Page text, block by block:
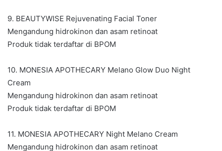
9. BEAUTYWISE Rejuvenating Facial Toner
Mengandung hidrokinon dan asam retinoat
Produk tidak terdaftar di BPOM
10. MONESIA APOTHECARY Melano Glow Duo Night
Cream
Mengandung hidrokinon dan asam retinoat
Produk tidak terdaftar di BPOM
11. MONESIA APOTHECARY Night Melano Cream
Mengandung hidrokinon dan asam retinoat